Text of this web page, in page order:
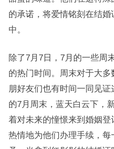
的承诺，将爱情铭刻在结
中。
除了7月7日，7月的一些周
的热门时间。周末对于大
朋好友们也有时间一同见
的7月周末，蓝天白云下，
着对未来的憧憬来到婚姻
热情地为他们办理手续，